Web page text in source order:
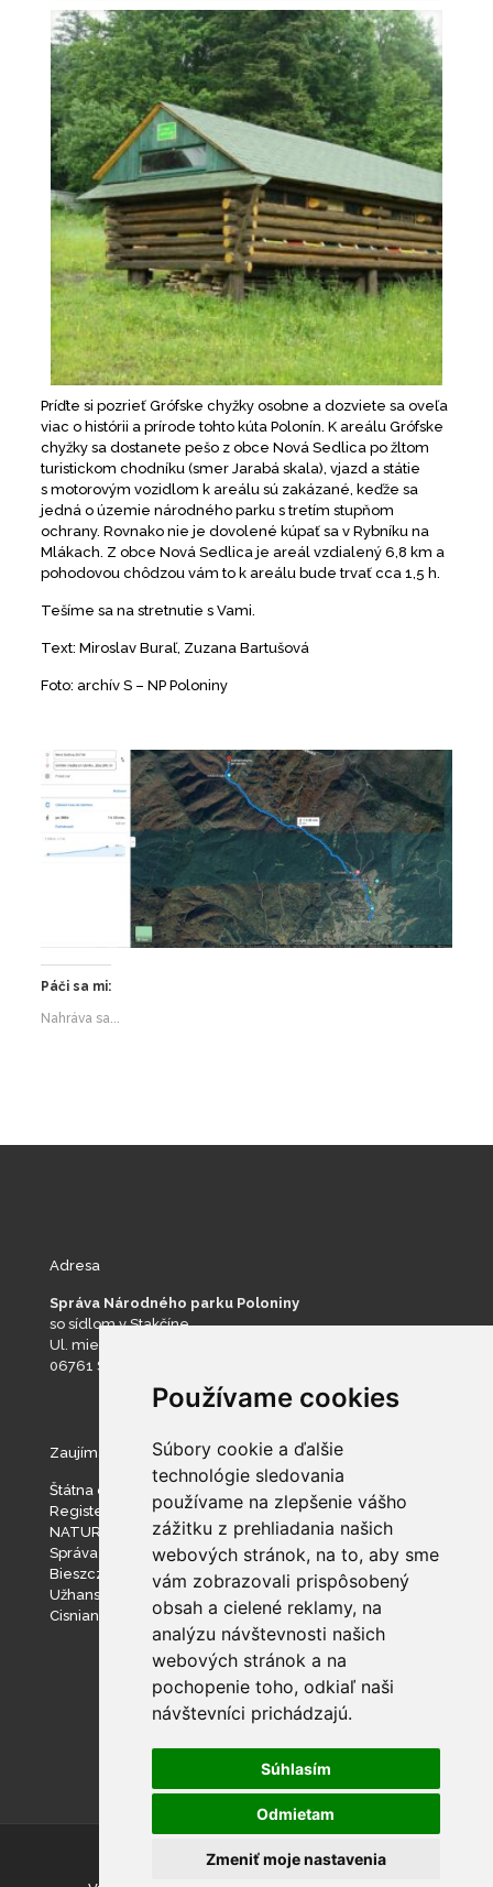
Používame cookies
Súbory cookie a ďalšie
technológie sledovania
používame na zlepšenie vášho
zážitku z prehliadania našich
webových stránok, na to, aby sme
vám zobrazovali prispôsobený
obsah a cielené reklamy, na
analýzu návštevnosti našich
webových stránok a na
pochopenie toho, odkiaľ naši
návštevníci prichádzajú.
Súhlasím
Odmietam
Zmeniť moje nastavenia
Príďte si pozrieť Grófske chyžky osobne a dozviete sa oveľa
viac o histórii a prírode tohto kúta Polonín. K areálu Grófske
chyžky sa dostanete pešo z obce Nová Sedlica po žltom
turistickom chodníku (smer Jarabá skala), vjazd a státie
s motorovým vozidlom k areálu sú zakázané, keďže sa
jedná o územie národného parku s tretím stupňom
ochrany. Rovnako nie je dovolené kúpať sa v Rybníku na
Mlákach. Z obce Nová Sedlica je areál vzdialený 6,8 km a
pohodovou chôdzou vám to k areálu bude trvať cca 1,5 h.
Tešíme sa na stretnutie s Vami.
Text: Miroslav Buraľ, Zuzana Bartušová
Foto: archív S – NP Poloniny
Páči sa mi:
Nahráva sa...
Adresa
Správa Národného parku Poloniny
so sídlom v Stakčíne
Ul. mieru 193
06761 Stakčín
Zaujímavé stránky
Štátna ochrana prírody SR
Register ponúkaného majetku štátu
NATURA 2000
Správa slovenských jaskýň
Bieszczadzki Park Narodowy
Užhanský národný prírodný park
Cisniansko-Wetlinský park krajobrazowy
© Národný park Poloniny